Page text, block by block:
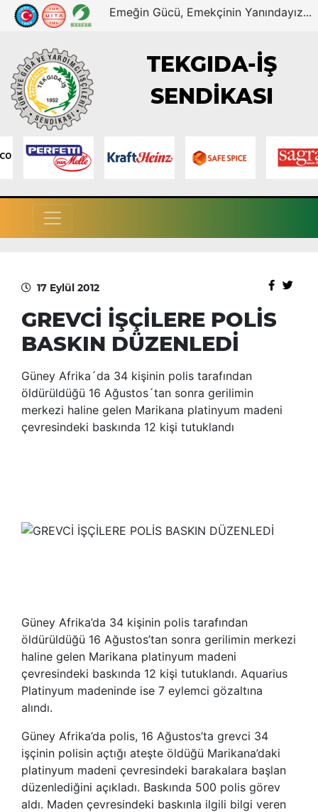
Emeğin Gücü, Emekçinin Yanındayız...
TEKGIDA-İŞ
SENDİKASI
17 Eylül 2012
GREVCİ İŞÇİLERE POLİS
BASKIN DÜZENLEDİ
Güney Afrika´da 34 kişinin polis tarafından
öldürüldüğü 16 Ağustos´tan sonra gerilimin
merkezi haline gelen Marikana platinyum madeni
çevresindeki baskında 12 kişi tutuklandı
Güney Afrika’da 34 kişinin polis tarafından
öldürüldüğü 16 Ağustos’tan sonra gerilimin merkezi
haline gelen Marikana platinyum madeni
çevresindeki baskında 12 kişi tutuklandı. Aquarius
Platinyum madeninde ise 7 eylemci gözaltına
alındı.
Güney Afrika’da polis, 16 Ağustos’ta grevci 34
işçinin polisin açtığı ateşte öldüğü Marikana’daki
platinyum madeni çevresindeki barakalara başlan
düzenlediğini açıkladı. Baskında 500 polis görev
aldı. Maden çevresindeki baskınla ilgili bilgi veren